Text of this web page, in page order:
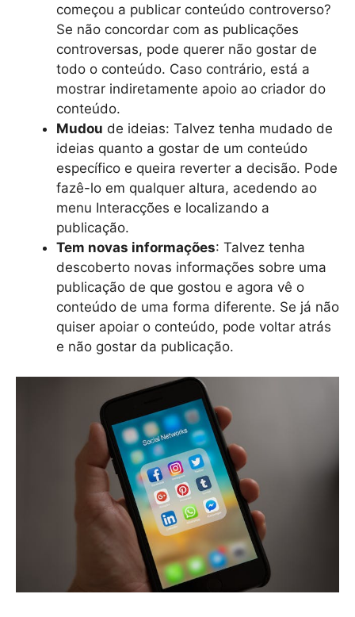
começou a publicar conteúdo controverso?
Se não concordar com as publicações
controversas, pode querer não gostar de
todo o conteúdo. Caso contrário, está a
mostrar indiretamente apoio ao criador do
conteúdo.
Mudou de ideias: Talvez tenha mudado de
ideias quanto a gostar de um conteúdo
específico e queira reverter a decisão. Pode
fazê-lo em qualquer altura, acedendo ao
menu Interacções e localizando a
publicação.
Tem novas informações: Talvez tenha
descoberto novas informações sobre uma
publicação de que gostou e agora vê o
conteúdo de uma forma diferente. Se já não
quiser apoiar o conteúdo, pode voltar atrás
e não gostar da publicação.